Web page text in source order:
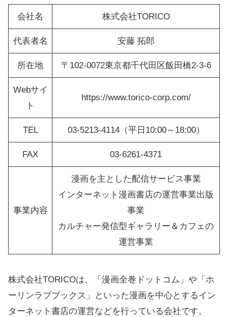
会社名 株式会社TORICO
代表者名 安藤 拓郎
所在地 〒102-0072東京都千代田区飯田橋2-3-6
Webサイ
ト
https://www.torico-corp.com/
TEL 03-5213-4114（平日10:00～18:00）
FAX 03-6261-4371
事業内容
漫画を主とした配信サービス事業
インターネット漫画書店の運営事業出版
事業
カルチャー発信型ギャラリー＆カフェの
運営事業
株式会社TORICOは、「漫画全巻ドットコム」や「ホ
ーリンラブブックス」といった漫画を中心とするイン
ターネット書店の運営などを行っている会社です。